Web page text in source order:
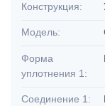
Конструкция:
Модель:
Форма
уплотнения 1:
Соединение 1: